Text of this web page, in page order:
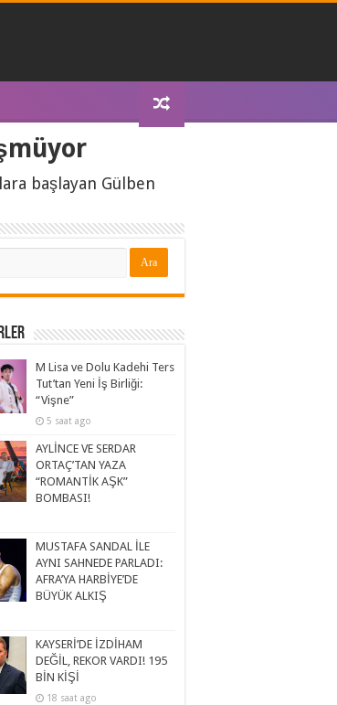
başlayan Gülben
M Lisa ve Dolu Kadehi Ters
Tut’tan Yeni İş Birliği:
“Vişne”
5 saat ago
AYLİNCE VE SERDAR
ORTAÇ’TAN YAZA
“ROMANTİK AŞK”
BOMBASI!
MUSTAFA SANDAL İLE
AYNI SAHNEDE PARLADI:
AFRA’YA HARBİYE’DE
BÜYÜK ALKIŞ
KAYSERİ’DE İZDİHAM
DEĞİL, REKOR VARDI! 195
BİN KİŞİ
18 saat ago